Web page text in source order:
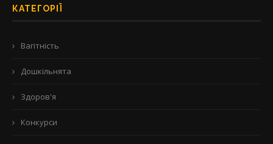
КАТЕГОРІЇ
Вагітність
Дошкільнята
Здоров'я
Конкурси